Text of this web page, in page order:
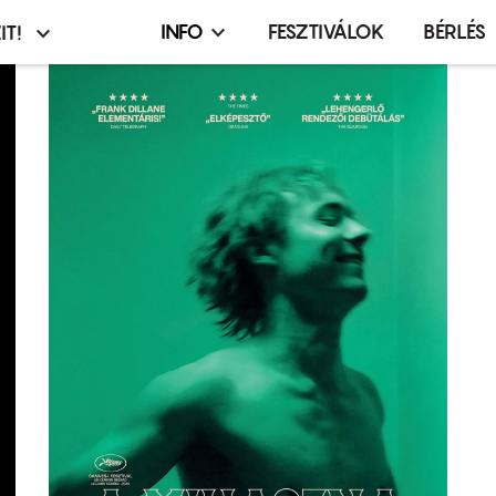
Infó,
esemény,
terembérlés
INFO FESZTIVÁLOK BÉRLÉS